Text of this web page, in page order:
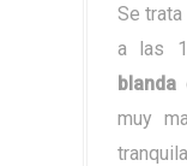
Se trata
a las
blanda
muy